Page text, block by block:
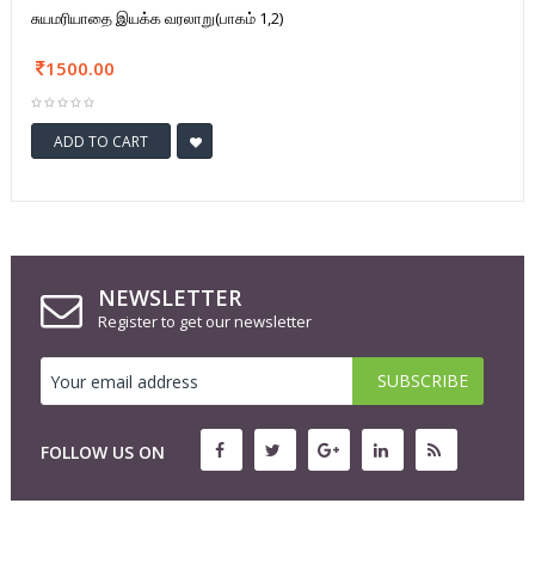
சுயமரியாதை இயக்க வரலாறு(பாகம் 1,2)
1500.00
ADD TO CART
NEWSLETTER
Register to get our newsletter
FOLLOW US ON